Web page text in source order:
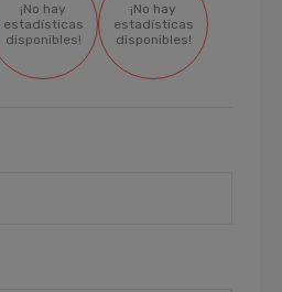
¡No hay
estadísticas
disponibles!
¡No hay
estadísticas
disponibles!